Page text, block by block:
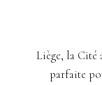
Liège, la Cité
parfaite